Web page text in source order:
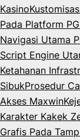
Kasino
Pada Platform
Navigasi Utama
Script Engine
Ketahanan
SibukProsedur
Akses Maxwin
Karakter Kakek
Grafis Pada